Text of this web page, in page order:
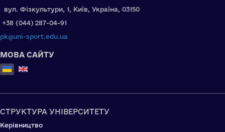
вул. Фізкультури, 1, Київ, Україна, 03150
+38 (044) 287-04-91
pk@uni-sport.edu.ua
МОВА САЙТУ
Оберіть свою мову
СТРУКТУРА УНІВЕРСИТЕТУ
Керівництво